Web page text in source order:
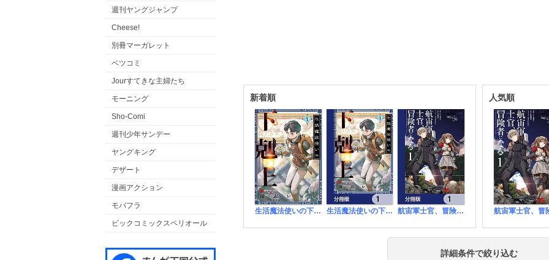
週刊ヤングジャンプ
Cheese!
別冊マーガレット
ベツコミ
Jourすてきな主婦たち
モーニング
Sho-Comi
週刊少年サンデー
ヤングキング
デザート
漫画アクション
モバフラ
ビックコミックスペリオール
新着順
生活魔法使いの下剋上 生活魔法使いの下剋上【分冊版】 航宙軍士官、冒険者になる【分冊版】
人気順
詳細条件で絞り込む